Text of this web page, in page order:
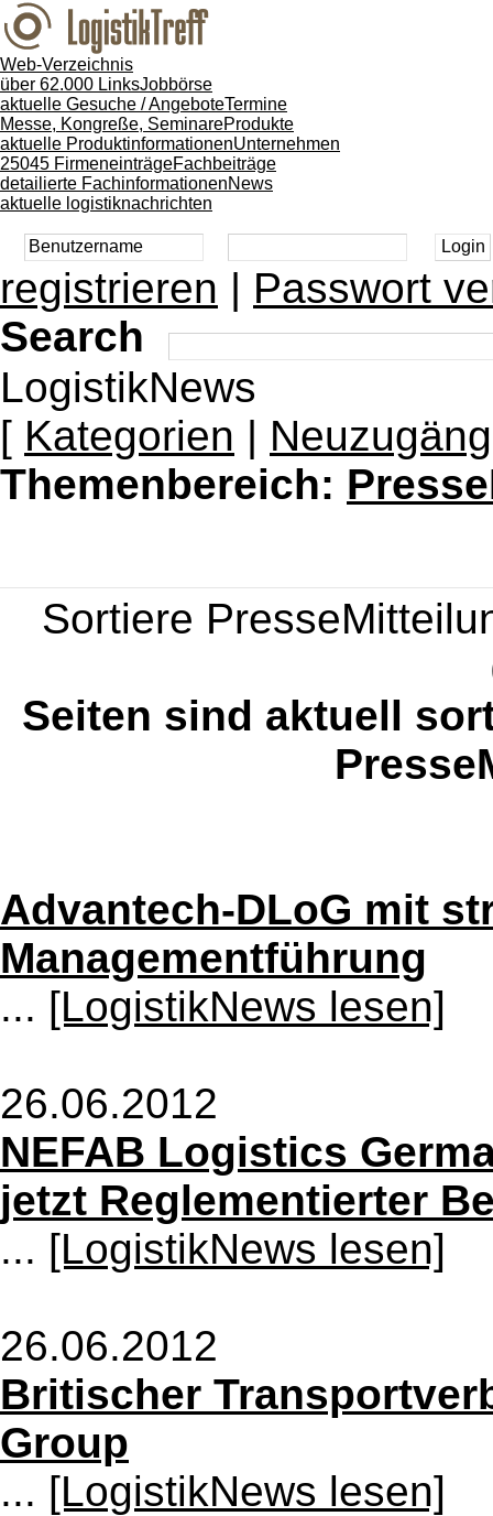
Web-Verzeichnis
über 62.000 LinksJobbörse
aktuelle Gesuche / AngeboteTermine
Messe, Kongreße, SeminareProdukte
aktuelle ProduktinformationenUnternehmen
25045 FirmeneinträgeFachbeiträge
detailierte FachinformationenNews
aktuelle logistiknachrichten
registrieren | Passwort
Search
LogistikNews
[ Kategorien |
Themenbereich:
Sortiere
Seiten sind aktuell
Advantech-DLoG mit
Managementführung
... [LogistikNews lesen]
26.06.2012
NEFAB Logistics
jetzt Reglementierter
... [LogistikNews lesen]
26.06.2012
Britischer
Group
... [LogistikNews lesen]